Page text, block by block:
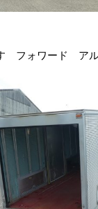
フォワード アル